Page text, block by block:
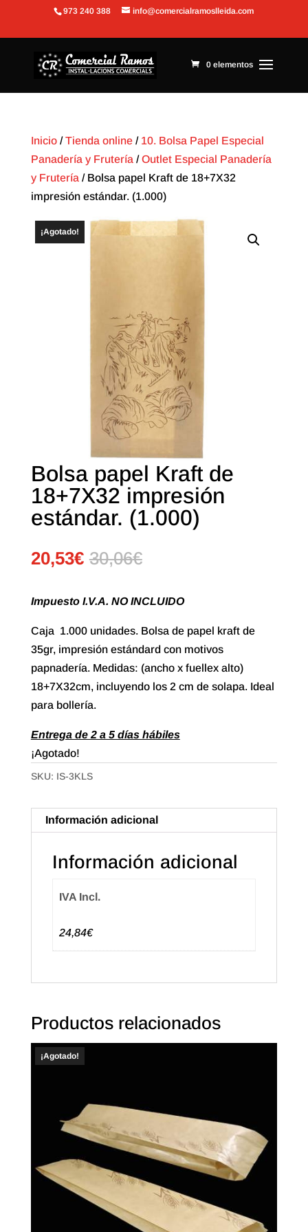
Abrir barra de herramientas
973 240 388 info@comercialramoslleida.com
0 elementos
Inicio/Tienda online/ 10. Bolsa Papel Especial
Panadería y Frutería /Outlet Especial Panadería
y Frutería / Bolsa papel Kraft de 18+7X32
impresión estándar. (1.000)
¡Agotado!
Bolsa papel Kraft de
18+7X32 impresión
estándar. (1.000)
20,53€ 30,06€
Impuesto I.V.A. NO INCLUIDO
Caja 1.000 unidades. Bolsa de papel kraft de
35gr, impresión estándard con motivos
papnadería. Medidas: (ancho x fuellex alto)
18+7X32cm, incluyendo los 2 cm de solapa. Ideal
para bollería.
Entrega de 2 a 5 días hábiles
¡Agotado!
SKU: IS-3KLS
Información adicional
Información adicional
IVA Incl.
24,84€
Productos relacionados
¡Agotado!